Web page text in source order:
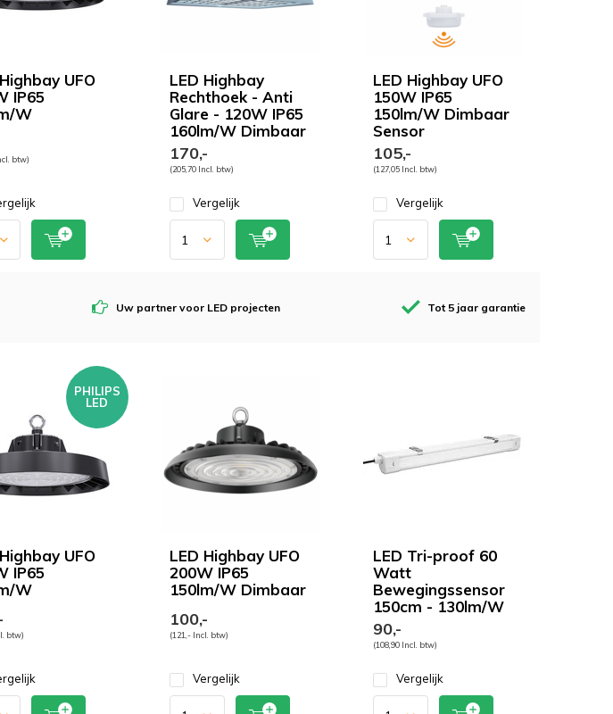
UFO
IP65
W
btw)
LED Highbay
Rechthoek - Anti
Glare - 120W IP65
160lm/W Dimbaar
170,-
(205,70 Incl. btw)
Vergelijk
LED Highbay UFO
150W IP65
150lm/W Dimbaar
Sensor
105,-
(127,05 Incl. btw)
Vergelijk
Uw partner voor LED projecten Tot 5 jaar garantie
UFO
IP65
W
PHILIPS
LED
btw)
LED Highbay UFO
200W IP65
150lm/W Dimbaar
100,-
(121,- Incl. btw)
Vergelijk
LED Tri-proof 60
Watt
Bewegingssensor
150cm - 130lm/W
90,-
(108,90 Incl. btw)
Vergelijk